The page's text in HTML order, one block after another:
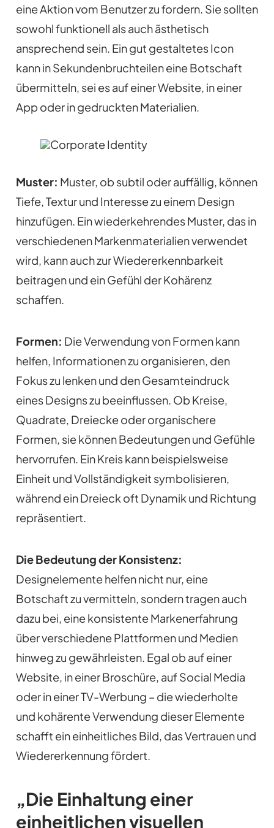
eine Aktion vom Benutzer zu fordern. Sie sollten
sowohl funktionell als auch ästhetisch
ansprechend sein. Ein gut gestaltetes Icon
kann in Sekundenbruchteilen eine Botschaft
übermitteln, sei es auf einer Website, in einer
App oder in gedruckten Materialien.
Muster: Muster, ob subtil oder auffällig, können
Tiefe, Textur und Interesse zu einem Design
hinzufügen. Ein wiederkehrendes Muster, das in
verschiedenen Markenmaterialien verwendet
wird, kann auch zur Wiedererkennbarkeit
beitragen und ein Gefühl der Kohärenz
schaffen.
Formen: Die Verwendung von Formen kann
helfen, Informationen zu organisieren, den
Fokus zu lenken und den Gesamteindruck
eines Designs zu beeinflussen. Ob Kreise,
Quadrate, Dreiecke oder organischere
Formen, sie können Bedeutungen und Gefühle
hervorrufen. Ein Kreis kann beispielsweise
Einheit und Vollständigkeit symbolisieren,
während ein Dreieck oft Dynamik und Richtung
repräsentiert.
Die Bedeutung der Konsistenz:
Designelemente helfen nicht nur, eine
Botschaft zu vermitteln, sondern tragen auch
dazu bei, eine konsistente Markenerfahrung
über verschiedene Plattformen und Medien
hinweg zu gewährleisten. Egal ob auf einer
Website, in einer Broschüre, auf Social Media
oder in einer TV-Werbung – die wiederholte
und kohärente Verwendung dieser Elemente
schafft ein einheitliches Bild, das Vertrauen und
Wiedererkennung fördert.
„Die Einhaltung einer
einheitlichen visuellen